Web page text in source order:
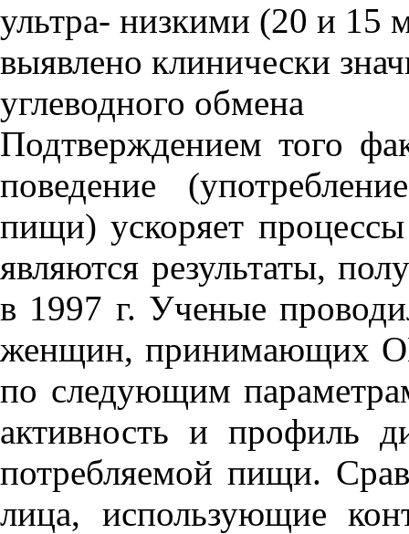
ультра- низкими (20 и 15
выявлено клинически
углеводного обмена
Подтверждением того
поведение
пищи) ускоряет
являются результаты,
в 1997 г. Ученые
женщин, принимающих
по следующим
активность и профиль
потребляемой пищи.
лица, использующие